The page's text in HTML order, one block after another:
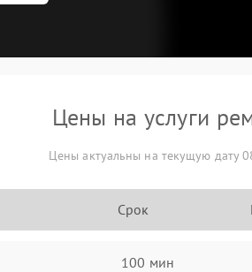
Цены на услуги
Цены актуальны на текущую дату
Срок
100 мин